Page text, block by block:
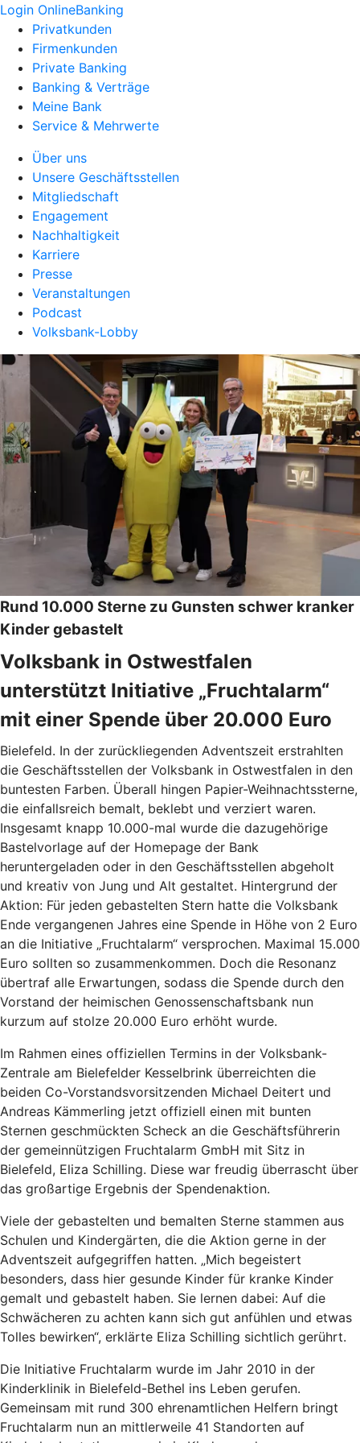
Login OnlineBanking
Privatkunden
Firmenkunden
Private Banking
Banking & Verträge
Meine Bank
Service & Mehrwerte
Über uns
Unsere Geschäftsstellen
Mitgliedschaft
Engagement
Nachhaltigkeit
Karriere
Presse
Veranstaltungen
Podcast
Volksbank-Lobby
Rund 10.000 Sterne zu Gunsten schwer kranker
Kinder gebastelt
Volksbank in Ostwestfalen
unterstützt Initiative „Fruchtalarm“
mit einer Spende über 20.000 Euro
Bielefeld. In der zurückliegenden Adventszeit erstrahlten
die Geschäftsstellen der Volksbank in Ostwestfalen in den
buntesten Farben. Überall hingen Papier-Weihnachtssterne,
die einfallsreich bemalt, beklebt und verziert waren.
Insgesamt knapp 10.000-mal wurde die dazugehörige
Bastelvorlage auf der Homepage der Bank
heruntergeladen oder in den Geschäftsstellen abgeholt
und kreativ von Jung und Alt gestaltet. Hintergrund der
Aktion: Für jeden gebastelten Stern hatte die Volksbank
Ende vergangenen Jahres eine Spende in Höhe von 2 Euro
an die Initiative „Fruchtalarm“ versprochen. Maximal 15.000
Euro sollten so zusammenkommen. Doch die Resonanz
übertraf alle Erwartungen, sodass die Spende durch den
Vorstand der heimischen Genossenschaftsbank nun
kurzum auf stolze 20.000 Euro erhöht wurde.
Im Rahmen eines offiziellen Termins in der Volksbank-
Zentrale am Bielefelder Kesselbrink überreichten die
beiden Co-Vorstandsvorsitzenden Michael Deitert und
Andreas Kämmerling jetzt offiziell einen mit bunten
Sternen geschmückten Scheck an die Geschäftsführerin
der gemeinnützigen Fruchtalarm GmbH mit Sitz in
Bielefeld, Eliza Schilling. Diese war freudig überrascht über
das großartige Ergebnis der Spendenaktion.
Viele der gebastelten und bemalten Sterne stammen aus
Schulen und Kindergärten, die die Aktion gerne in der
Adventszeit aufgegriffen hatten. „Mich begeistert
besonders, dass hier gesunde Kinder für kranke Kinder
gemalt und gebastelt haben. Sie lernen dabei: Auf die
Schwächeren zu achten kann sich gut anfühlen und etwas
Tolles bewirken“, erklärte Eliza Schilling sichtlich gerührt.
Die Initiative Fruchtalarm wurde im Jahr 2010 in der
Kinderklinik in Bielefeld-Bethel ins Leben gerufen.
Gemeinsam mit rund 300 ehrenamtlichen Helfern bringt
Fruchtalarm nun an mittlerweile 41 Standorten auf